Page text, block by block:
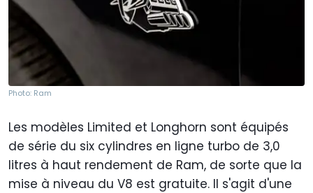
Photo: Ram
Les modèles Limited et Longhorn sont équipés
de série du six cylindres en ligne turbo de 3,0
litres à haut rendement de Ram, de sorte que la
mise à niveau du V8 est gratuite. Il s'agit d'une